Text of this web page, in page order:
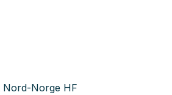
Nord-Norge HF